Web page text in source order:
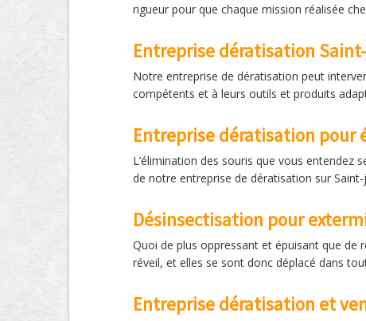
rigueur pour que chaque mission réalisée
Entreprise dératisation
Notre entreprise de dératisation peut
compétents et à leurs outils et produits
Entreprise dératisation pour
L’élimination des souris que vous entendez
de notre entreprise de dératisation sur
Désinsectisation pour
Quoi de plus oppressant et épuisant que de
réveil, et elles se sont donc déplacé dans
Entreprise dératisation et